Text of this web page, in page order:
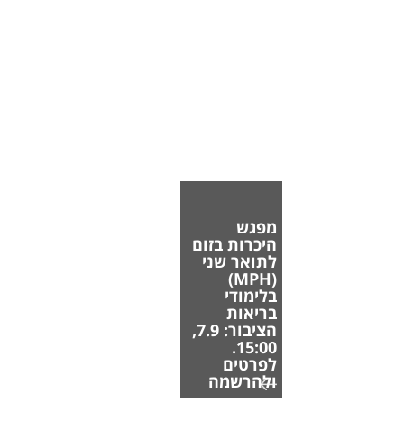
מפגש
היכרות בזום
לתואר שני
(MPH)
בלימודי
בריאות
הציבור: 7.9,
15:00.
לפרטים
ולהרשמה